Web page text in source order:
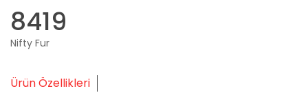
8419
Nifty Fur
Ürün Özellikleri